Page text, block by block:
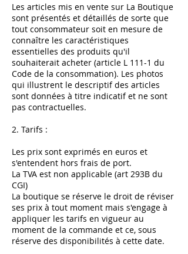
Les articles mis en vente sur La Boutique
sont présentés et détaillés de sorte que
tout consommateur soit en mesure de
connaître les caractéristiques
essentielles des produits qu'il
souhaiterait acheter (article L 111-1 du
Code de la consommation). Les photos
qui illustrent le descriptif des articles
sont données à titre indicatif et ne sont
pas contractuelles.
2. Tarifs :
Les prix sont exprimés en euros et
s'entendent hors frais de port.
La TVA est non applicable (art 293B du
CGI)
La boutique se réserve le droit de réviser
ses prix à tout moment mais s'engage à
appliquer les tarifs en vigueur au
moment de la commande et ce, sous
réserve des disponibilités à cette date.